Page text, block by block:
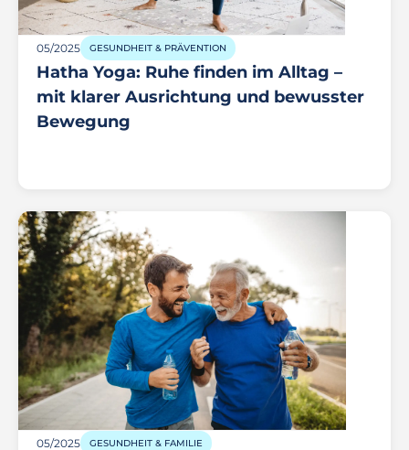
05/2025 GESUNDHEIT & PRÄVENTION
Hatha Yoga: Ruhe finden im Alltag –
mit klarer Ausrichtung und bewusster
Bewegung
05/2025 GESUNDHEIT & FAMILIE